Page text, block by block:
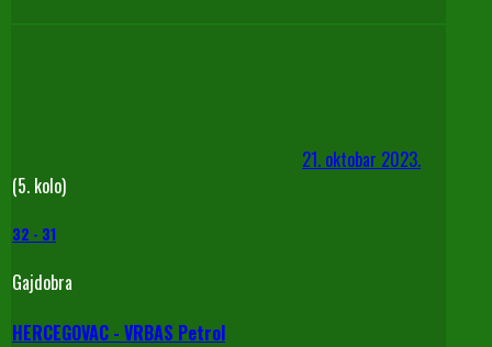
21. oktobar 2023.
(5. kolo)
32 - 31
Gajdobra
HERCEGOVAC - VRBAS Petrol